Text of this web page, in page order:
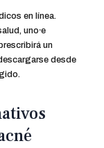
en línea.
uno⸱e
un
desde